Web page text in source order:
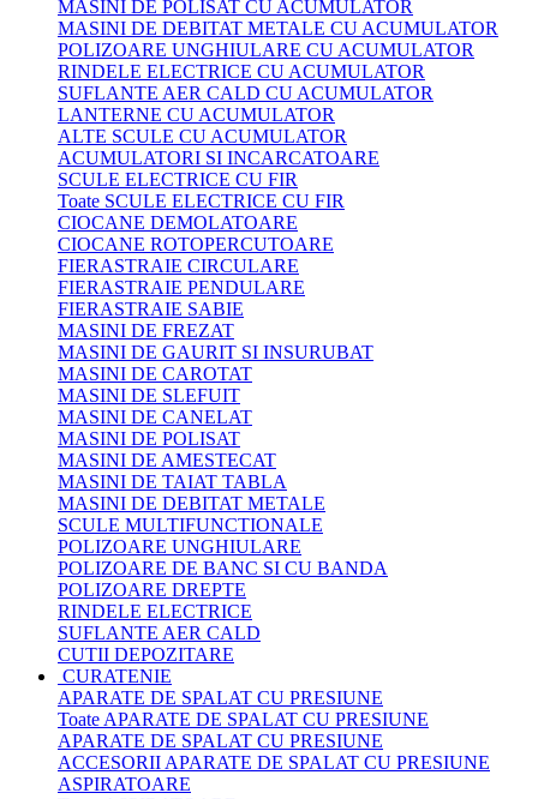
MASINI DE POLISAT CU ACUMULATOR
MASINI DE DEBITAT METALE CU ACUMULATOR
POLIZOARE UNGHIULARE CU ACUMULATOR
RINDELE ELECTRICE CU ACUMULATOR
SUFLANTE AER CALD CU ACUMULATOR
LANTERNE CU ACUMULATOR
ALTE SCULE CU ACUMULATOR
ACUMULATORI SI INCARCATOARE
SCULE ELECTRICE CU FIR
Toate SCULE ELECTRICE CU FIR
CIOCANE DEMOLATOARE
CIOCANE ROTOPERCUTOARE
FIERASTRAIE CIRCULARE
FIERASTRAIE PENDULARE
FIERASTRAIE SABIE
MASINI DE FREZAT
MASINI DE GAURIT SI INSURUBAT
MASINI DE CAROTAT
MASINI DE SLEFUIT
MASINI DE CANELAT
MASINI DE POLISAT
MASINI DE AMESTECAT
MASINI DE TAIAT TABLA
MASINI DE DEBITAT METALE
SCULE MULTIFUNCTIONALE
POLIZOARE UNGHIULARE
POLIZOARE DE BANC SI CU BANDA
POLIZOARE DREPTE
RINDELE ELECTRICE
SUFLANTE AER CALD
CUTII DEPOZITARE
CURATENIE
APARATE DE SPALAT CU PRESIUNE
Toate APARATE DE SPALAT CU PRESIUNE
APARATE DE SPALAT CU PRESIUNE
ACCESORII APARATE DE SPALAT CU PRESIUNE
ASPIRATOARE